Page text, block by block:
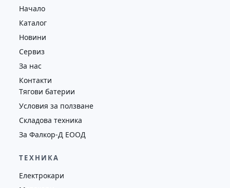
4352
Начало
Каталог
Новини
Сервиз
За нас
Контакти
Тягови батерии
Условия за ползване
Складова техника
За Фалкор-Д ЕООД
ТЕХНИКА
Електрокари